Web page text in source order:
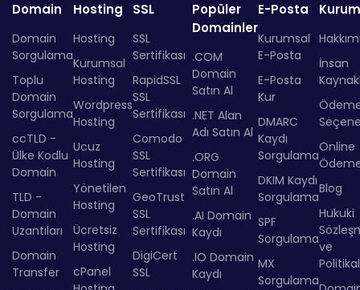
Domain
Domain
Sorgulama
Toplu
Domain
Sorgulama
ccTLD -
Ülke Kodlu
Domain
TLD -
Domain
Uzantıları
Domain
Transfer
Hosting
Hosting
Kurumsal
Hosting
Wordpress
Hosting
Ucuz
Hosting
Yönetilen
Hosting
Ücretsiz
Hosting
cPanel
SSL
SSL
Sertifikası
RapidSSL
SSL
Sertifikası
Comodo
SSL
Sertifikası
GeoTrust
SSL
Sertifikası
DigiCert
SSL
Popüler
Domainler
.COM
Domain
Satın Al
.NET Alan
Adı Satın Al
.ORG
Domain
Satın Al
.AI Domain
Kaydı
.IO Domain
Kaydı
E-Posta
Kurumsal
E-Posta
E-Posta
Kur
DMARC
Kaydı
Sorgulama
DKIM Kaydı
Sorgulama
SPF
Sorgulama
MX
Sorgulama
İnsan
Online
Blog
Hukuki
ve